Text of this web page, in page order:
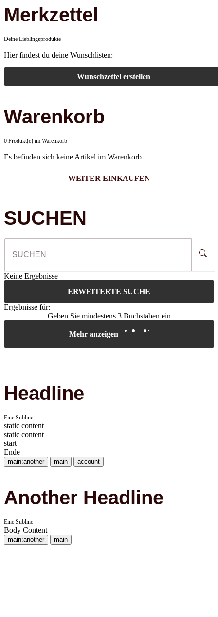
Merkzettel
Deine Lieblingsprodukte
Hier findest du deine Wunschlisten:
Wunschzettel erstellen
Warenkorb
0 Produkt(e) im Warenkorb
Es befinden sich keine Artikel im Warenkorb.
WEITER EINKAUFEN
SUCHEN
Keine Ergebnisse
ERWEITERTE SUCHE
Ergebnisse für:
Geben Sie mindestens 3 Buchstaben ein
Mehr anzeigen
Headline
Eine Subline
static content
static content
start
Ende
main:another main account
Another Headline
Eine Subline
Body Content
main:another main